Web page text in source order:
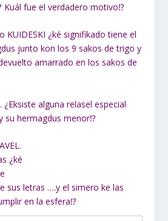
Kuál fue el verdadero motivo⁉
KUIDESKI ¿ké signifikado tiene el
junto kon los 9 sakos de trigo y
amarrado en los sakos de
¿Eksiste alguna relasel especial
su hermagdus menor⁉
¿ké
sus letras ….y el simero ke las
en la esfera⁉